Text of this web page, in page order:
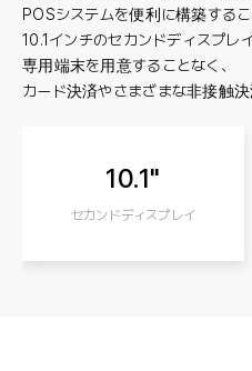
POSシステムを便利に構築するこ
10.1インチのセカンドディスプレ
専用端末を用意することなく、
カード決済やさまざまな非接触
10.1"
セカンドディスプレイ